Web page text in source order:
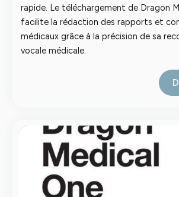
rapide. Le téléchargement de Dragon
facilite la rédaction des rapports et
médicaux grâce à la précision de sa
vocale médicale.